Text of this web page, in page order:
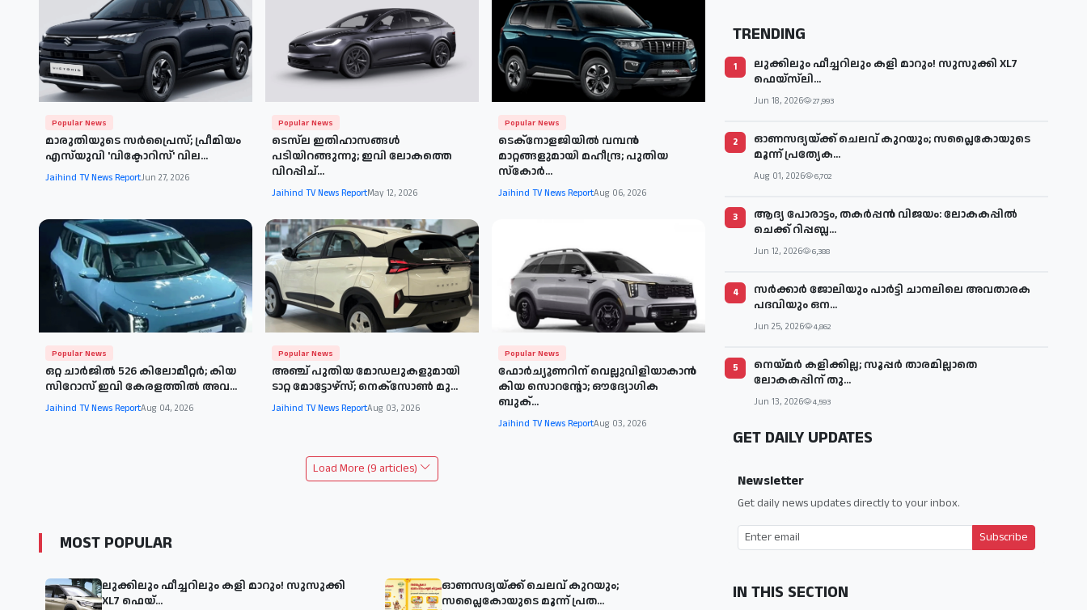
Popular News
മാരുതിയുടെ സർപ്രൈസ്; പ്രീമിയം
എസ്‌യുവി 'വിക്ടോറിസ്' വില...
Jaihind TV News ReportJun 27, 2026
Popular News
ടെസ്‌ല ഇതിഹാസങ്ങൾ
പടിയിറങ്ങുന്നു; ഇവി ലോകത്തെ
വിറപ്പിച്...
Jaihind TV News ReportMay 12, 2026
Popular News
ടെക്നോളജിയിൽ വമ്പൻ
മാറ്റങ്ങളുമായി മഹീന്ദ്ര; പുതിയ
സ്കോർ...
Jaihind TV News ReportAug 06, 2026
Popular News
ഒറ്റ ചാർജിൽ 526 കിലോമീറ്റർ; കിയ
സിറോസ് ഇവി കേരളത്തിൽ അവ...
Jaihind TV News ReportAug 04, 2026
Popular News
അഞ്ച് പുതിയ മോഡലുകളുമായി
ടാറ്റ മോട്ടോഴ്‌സ്; നെക്‌സോൺ മു...
Jaihind TV News ReportAug 03, 2026
Popular News
ഫോർച്യൂണറിന് വെല്ലുവിളിയാകാൻ
കിയ സൊറന്റോ; ഔദ്യോഗിക
ബുക്...
Jaihind TV News ReportAug 03, 2026
Load More (9 articles)
MOST POPULAR
ലുക്കിലും ഫീച്ചറിലും കളി മാറും! സുസുക്കി
XL7 ഫെയ്‌...
ഓണസദ്യയ്ക്ക് ചെലവ് കുറയും;
സപ്ലൈകോയുടെ മൂന്ന് പ്രത...
TRENDING
1
ലുക്കിലും ഫീച്ചറിലും കളി മാറും! സുസുക്കി XL7
ഫെയ്‌സ്‌ലി...
Jun 18, 2026 27,993
2
ഓണസദ്യയ്ക്ക് ചെലവ് കുറയും; സപ്ലൈകോയുടെ
മൂന്ന് പ്രത്യേക...
Aug 01, 2026 6,702
3
ആദ്യ പോരാട്ടം, തകർപ്പൻ വിജയം: ലോകകപ്പിൽ
ചെക്ക് റിപ്പബ്ല...
Jun 12, 2026 6,388
4
സര്‍ക്കാര്‍ ജോലിയും പാര്‍ട്ടി ചാനലിലെ അവതാരക
പദവിയും ഒന...
Jun 25, 2026 4,862
5
നെയ്മര്‍ കളിക്കില്ല; സൂപ്പര്‍ താരമില്ലാതെ
ലോകകപ്പിന് തു...
Jun 13, 2026 4,593
GET DAILY UPDATES
Newsletter
Get daily news updates directly to your inbox.
Subscribe
IN THIS SECTION